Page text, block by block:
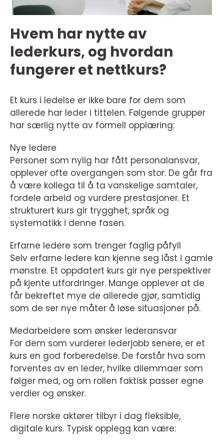
Hvem har nytte av
lederkurs, og hvordan
fungerer et nettkurs?
Et kurs i ledelse er ikke bare for dem som
allerede har leder i tittelen. Følgende grupper
har særlig nytte av formell opplæring:
Nye ledere
Personer som nylig har fått personalansvar,
opplever ofte overgangen som stor. De går fra
å være kollega til å ta vanskelige samtaler,
fordele arbeid og vurdere prestasjoner. Et
strukturert kurs gir trygghet, språk og
systematikk i denne fasen.
Erfarne ledere som trenger faglig påfyll
Selv erfarne ledere kan kjenne seg låst i gamle
mønstre. Et oppdatert kurs gir nye perspektiver
på kjente utfordringer. Mange opplever at de
får bekreftet mye de allerede gjør, samtidig
som de ser nye måter å løse situasjoner på.
Medarbeidere som ønsker lederansvar
For dem som vurderer lederjobb senere, er et
kurs en god forberedelse. De forstår hva som
forventes av en leder, hvilke dilemmaer som
følger med, og om rollen faktisk passer egne
verdier og ønsker.
Flere norske aktører tilbyr i dag fleksible,
digitale kurs. Typisk opplegg kan være: